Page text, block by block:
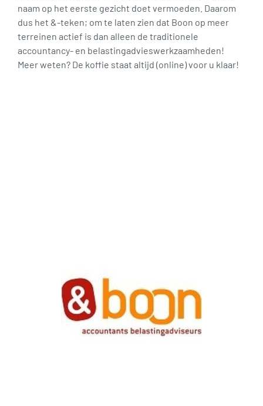
naam op het eerste gezicht doet vermoeden. Daarom
dus het &-teken; om te laten zien dat Boon op meer
terreinen actief is dan alleen de traditionele
accountancy- en belastingadvieswerkzaamheden!
Meer weten? De koffie staat altijd (online) voor u klaar!